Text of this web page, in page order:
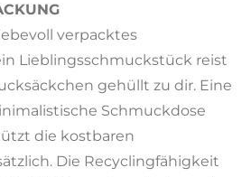
verpacktes
Lieblingsschmuckstück reist
gehüllt zu dir. Eine
Schmuckdose
die kostbaren
Die Recyclingfähigkeit